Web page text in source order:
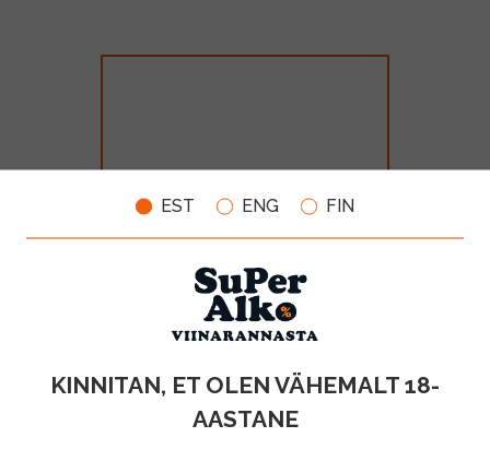
EST ENG FIN
KINNITAN, ET OLEN VÄHEMALT 18-
AASTANE
Bonaparte Cognac 40% 70cl
0.7l
Cognac